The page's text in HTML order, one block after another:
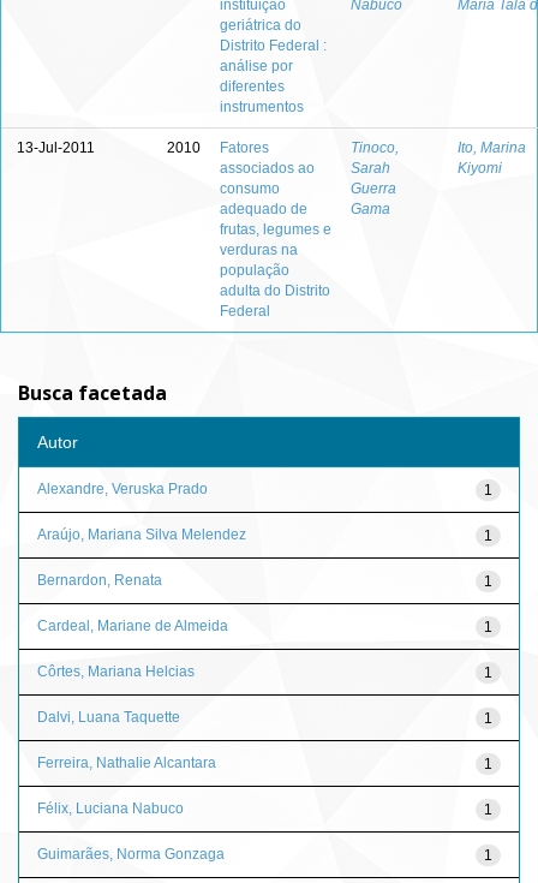
instituição
geriátrica do
Distrito Federal :
análise por
diferentes
instrumentos
Nabuco Maria Talá
13-Jul-2011 2010
Fatores
associados ao
consumo
adequado de
frutas, legumes e
verduras na
população
adulta do Distrito
Federal
Tinoco,
Sarah
Guerra
Gama
Ito, Marina
Kiyomi
Busca facetada
Autor
1
Alexandre, Veruska Prado
1
Araújo, Mariana Silva Melendez
1
Bernardon, Renata
1
Cardeal, Mariane de Almeida
1
Côrtes, Mariana Helcias
1
Dalvi, Luana Taquette
1
Ferreira, Nathalie Alcantara
1
Félix, Luciana Nabuco
1
Guimarães, Norma Gonzaga